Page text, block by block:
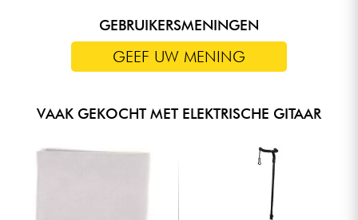
GEBRUIKERSMENINGEN
GEEF UW MENING
VAAK GEKOCHT MET ELEKTRISCHE GITAAR